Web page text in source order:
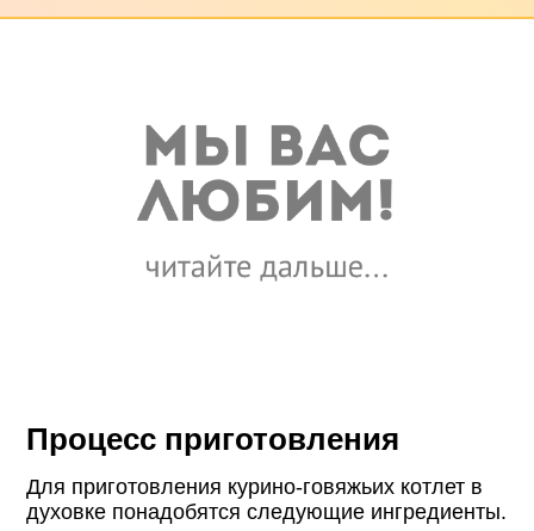
Процесс приготовления
Для приготовления курино-говяжьих котлет в
духовке понадобятся следующие ингредиенты.